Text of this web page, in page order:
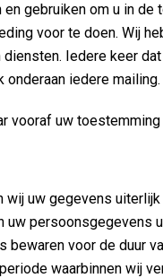
gebruiken om u in
voor te doen. Wij
Iedere keer
iedere mailing.
vooraf uw
uw gegevens
persoonsgegevens
voor de duur
waarbinnen wij